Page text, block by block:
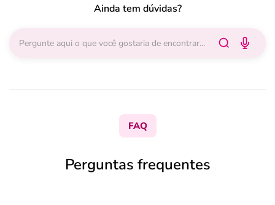
Ainda tem dúvidas?
FAQ
Perguntas frequentes